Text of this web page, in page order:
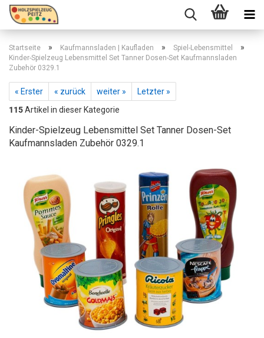
Startseite » Kaufmannsladen | Kaufladen » Spiel-Lebensmittel »
Kinder-Spielzeug Lebensmittel Set Tanner Dosen-Set Kaufmannsladen
Zubehör 0329.1
« Erster « zurück weiter »
Letzter »
115Artikel in dieser Kategorie
Kinder-Spielzeug Lebensmittel Set Tanner Dosen-Set
Kaufmannsladen Zubehör 0329.1